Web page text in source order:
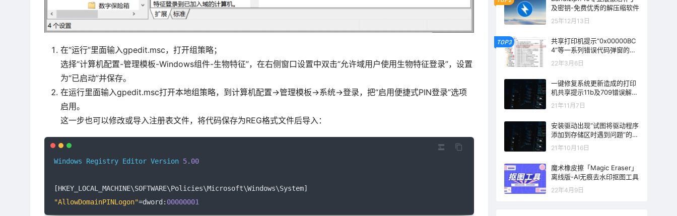
在“运行”里面输入gpedit.msc，打开组策略；
选择“计算机配置-管理模板-Windows组件-生物特征”，在右侧窗口设置中双击“允许域用户使用生物特征登录”，设置
为“已启动”并保存。
在运行里面输入gpedit.msc打开本地组策略，到计算机配置->管理模板->系统->登录，把“启用便捷式PIN登录”选项
启用。
这一步也可以修改或导入注册表文件，将代码保存为REG格式文件后导入：
Windows Registry Editor Version 5.00
[HKEY_LOCAL_MACHINE\SOFTWARE\Policies\Microsoft\Windows\System]
"AllowDomainPINLogon"=dword : 00000001
及密钥-免费优秀的解压缩软件
25年12月13日
TOP3
共享打印机提示“0x00000BC
4”等一系列错误代码弹窗的解
决方法
22年3月6日
一键修复系统更新造成的打印
机共享提示11b及709错误解决
方法
21年11月7日
安装驱动出现“试图将驱动程序
添加到存储区时遇到问题”的错
误提示解决方法
21年10月16日
魔术橡皮擦「Magic Eraser」
离线版-AI无痕去水印抠图工具
22年4月9日